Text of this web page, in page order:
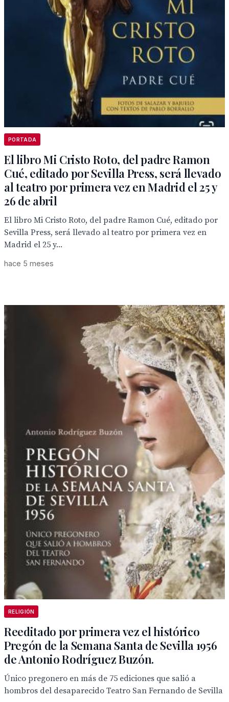
PORTADA
El libro Mi Cristo Roto, del padre Ramon
Cué, editado por Sevilla Press, será llevado
al teatro por primera vez en Madrid el 25 y
26 de abril
El libro Mi Cristo Roto, del padre Ramon Cué, editado por
Sevilla Press, será llevado al teatro por primera vez en
Madrid el 25 y...
hace 5 meses
RELIGIÓN
Reeditado por primera vez el histórico
Pregón de la Semana Santa de Sevilla 1956
de Antonio Rodríguez Buzón.
Único pregonero en más de 75 ediciones que salió a
hombros del desaparecido Teatro San Fernando de Sevilla